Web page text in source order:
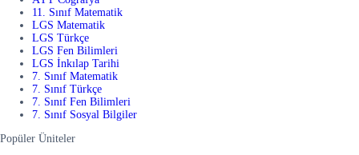
11. Sınıf Matematik
LGS Matematik
LGS Türkçe
LGS Fen Bilimleri
LGS İnkılap Tarihi
7. Sınıf Matematik
7. Sınıf Türkçe
7. Sınıf Fen Bilimleri
7. Sınıf Sosyal Bilgiler
Popüler Üniteler